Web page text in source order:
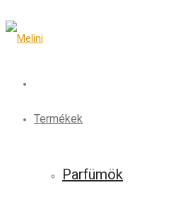
Termékek
Parfümök